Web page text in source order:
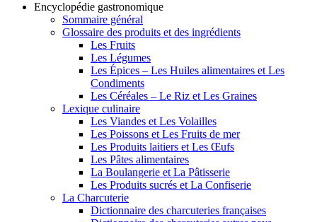
Encyclopédie gastronomique
Sommaire général
Glossaire des produits et des ingrédients
Les Fruits
Les Légumes
Les Épices – Les Huiles alimentaires et Les
Condiments
Les Céréales – Le Riz et Les Graines
Lexique culinaire
Les Viandes et Les Volailles
Les Poissons et Les Fruits de mer
Les Produits laitiers et Les Œufs
Les Pâtes alimentaires
La Boulangerie et La Pâtisserie
Les Produits sucrés et La Confiserie
La Charcuterie
Dictionnaire des charcuteries françaises